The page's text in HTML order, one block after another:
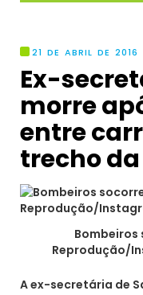
21 DE ABRIL DE 2016
Ex-
morre
entre
trecho da
Bombeiros
Reprodução/
A ex-secretária de